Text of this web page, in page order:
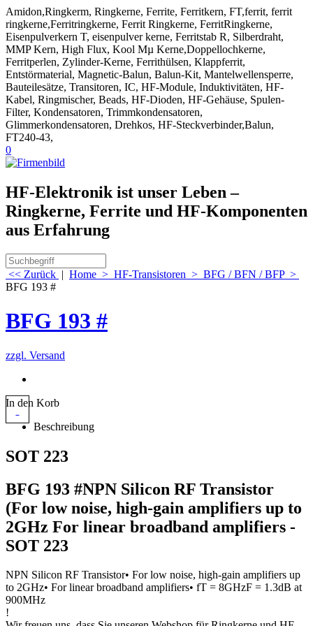
Amidon,Ringkerm, Ringkerne, Ferrite, Ferritkern, FT,ferrit, ferrit
ringkerne,Ferritringkerne, Ferrit Ringkerne, FerritRingkerne,
Eisenpulverkern T, eisenpulver kerne, Ferritstab R, Silberdraht,
MMP Kern, High Flux, Kool Mµ Kerne,Doppellochkerne,
Ferritperlen, Zylinder-Kerne, Ferrithülsen, Klappferrit,
Entstörmaterial, Magnetic-Balun, Balun-Kit, Mantelwellensperre,
Bauteilesätze, Transitoren, IC, HF-Module, Induktivitäten, HF-
Kabel, Ringmischer, Beads, HF-Dioden, HF-Gehäuse, Spulen-
Filter, Kondensatoren, Trimmkondensatoren,
Glimmerkondensatoren, Drehkos, HF-Steckverbinder,Balun,
FT240-43,
0
HF-Elektronik ist unser Leben –
Ringkerne, Ferrite und HF-Komponenten
aus Erfahrung
<< Zurück | Home > HF-Transistoren > BFG / BFN / BFP>
BFG 193 #
BFG 193 #
zzgl. Versand
In den Korb
Beschreibung
SOT 223
BFG 193 #NPN Silicon RF Transistor
(For low noise, high-gain amplifiers up to
2GHz For linear broadband amplifiers -
SOT 223
NPN Silicon RF Transistor• For low noise, high-gain amplifiers up
to 2GHz• For linear broadband amplifiers• fT = 8GHzF = 1.3dB at
900MHz
!